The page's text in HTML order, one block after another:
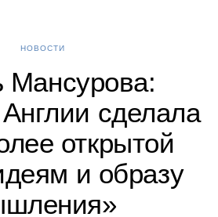
НОВОСТИ
Мансурова:
сделала
открытой
и образу